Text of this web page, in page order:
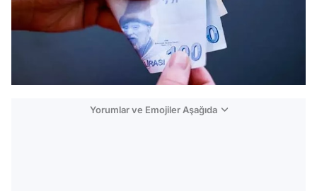
Yorumlar ve Emojiler Aşağıda